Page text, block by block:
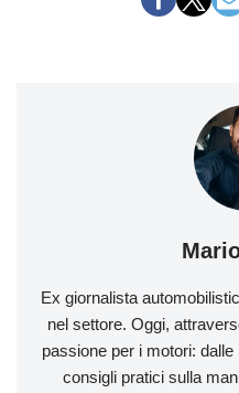
Ex giornalista
nel settore. Oggi,
passione per i motori:
consigli pratici sulla